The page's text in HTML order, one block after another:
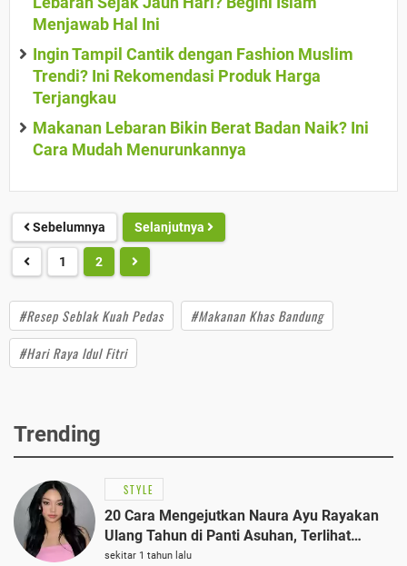
Menjawab Hal Ini
Ingin Tampil Cantik dengan Fashion Muslim
Trendi? Ini Rekomendasi Produk Harga
Terjangkau
Makanan Lebaran Bikin Berat Badan Naik? Ini
Cara Mudah Menurunkannya
Sebelumnya Selanjutnya
1 2
#Resep Seblak Kuah Pedas
#Makanan Khas Bandung
#Hari Raya Idul Fitri
Trending
STYLE
20 Cara Mengejutkan Naura Ayu Rayakan
Ulang Tahun di Panti Asuhan, Terlihat
Anggun dengan Kaftan Cokelat
sekitar 1 tahun lalu